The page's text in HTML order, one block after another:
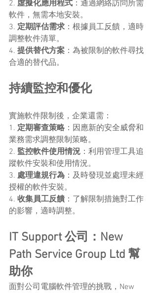
2. 虛擬化應用程式 ：通過網絡訪問所需
軟件，無需本地安裝。
3. 定期評估需求 ：根據員工反饋，適時
調整軟件清單。
4. 提供替代方案 ：為被限制的軟件尋找
合適的替代品。
持續監控和優化
實施軟件限制後，企業還需：
1. 定期審查策略 ：因應新的安全威脅和
業務需求調整限制策略。
2. 監控軟件使用情況 ：利用管理工具追
蹤軟件安裝和使用情況。
3. 處理違規行為 ：及時發現並處理未經
授權的軟件安裝。
4. 收集員工反饋 ：了解限制措施對工作
的影響，適時調整。
IT Support 公司：New
Path Service Group Ltd 幫
助你
面對公司電腦軟件管理的挑戰，New